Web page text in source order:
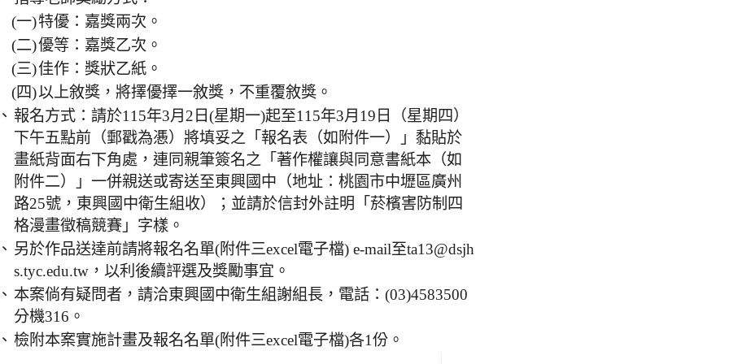
(一)特優：嘉獎兩次。
(二)優等：嘉獎乙次。
(三)佳作：獎狀乙紙。
(四)以上敘獎，將擇優擇一敘獎，不重覆敘獎。
報名方式：請於115年3月2日(星期一)起至115年3月19日（星期四）
下午五點前（郵戳為慿）將填妥之「報名表（如附件一）」黏貼於
畫紙背面右下角處，連同親筆簽名之「著作權讓與同意書紙本（如
附件二）」一併親送或寄送至東興國中（地址：桃園市中壢區廣州
路25號，東興國中衛生組收）；並請於信封外註明「菸檳害防制四
格漫畫徵稿競賽」字樣。
另於作品送達前請將報名名單(附件三excel電子檔) e-mail至ta13@dsjh
s.tyc.edu.tw，以利後續評選及獎勵事宜。
本案倘有疑問者，請洽東興國中衛生組謝組長，電話：(03)4583500
分機316。
檢附本案實施計畫及報名名單(附件三excel電子檔)各1份。